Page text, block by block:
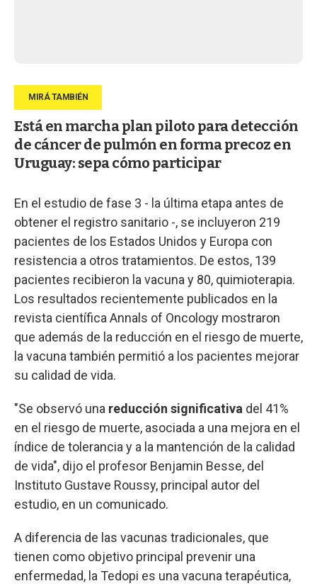
Está en marcha plan piloto para detección
de cáncer de pulmón en forma precoz en
Uruguay: sepa cómo participar
En el estudio de fase 3 - la última etapa antes de
obtener el registro sanitario -, se incluyeron 219
pacientes de los Estados Unidos y Europa con
resistencia a otros tratamientos. De estos, 139
pacientes recibieron la vacuna y 80, quimioterapia.
Los resultados recientemente publicados en la
revista científica Annals of Oncology mostraron
que además de la reducción en el riesgo de muerte,
la vacuna también permitió a los pacientes mejorar
su calidad de vida.
"Se observó una reducción significativa del 41%
en el riesgo de muerte, asociada a una mejora en el
índice de tolerancia y a la mantención de la calidad
de vida", dijo el profesor Benjamin Besse, del
Instituto Gustave Roussy, principal autor del
estudio, en un comunicado.
A diferencia de las vacunas tradicionales, que
tienen como objetivo principal prevenir una
enfermedad, la Tedopi es una vacuna terapéutica,